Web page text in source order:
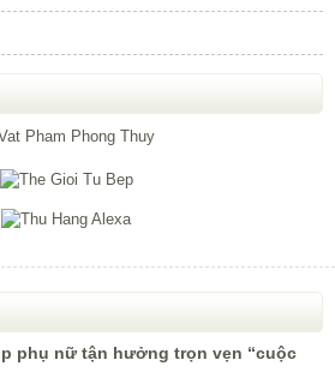
phụ nữ tận hưởng trọn vẹn “cuộc